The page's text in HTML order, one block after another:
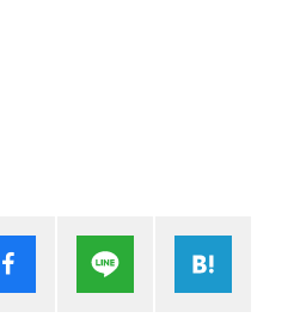
シェア Lineで送る